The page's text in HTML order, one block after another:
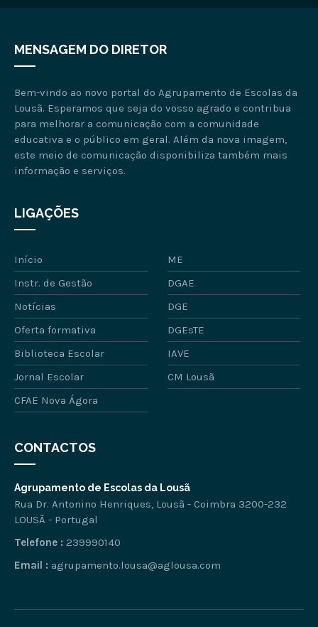
MENSAGEM DO DIRETOR
Bem-vindo ao novo portal do Agrupamento de Escolas da
Lousã. Esperamos que seja do vosso agrado e contribua
para melhorar a comunicação com a comunidade
educativa e o público em geral. Além da nova imagem,
este meio de comunicação disponibiliza também mais
informação e serviços.
LIGAÇÕES
Início
ME
Instr. de Gestão
DGAE
Notícias
DGE
Oferta formativa
DGEsTE
Biblioteca Escolar
IAVE
Jornal Escolar
CM Lousã
CFAE Nova Ágora
CONTACTOS
Agrupamento de Escolas da Lousã
Rua Dr. Antonino Henriques, Lousã - Coimbra 3200-232
LOUSÃ - Portugal
Telefone : 239990140
Email : agrupamento.lousa@aglousa.com